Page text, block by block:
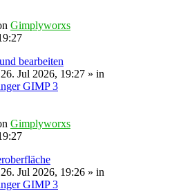
Gimplyworxs
bearbeiten
Jul 2026, 19:27 » in
GIMP 3
Gimplyworxs
Jul 2026, 19:26 » in
GIMP 3